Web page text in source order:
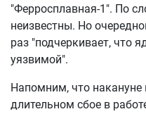
"Ферросплавная-1". По
неизвестны. Но
раз "подчеркивает, что
уязвимой".
Напомним, что
длительном сбое в